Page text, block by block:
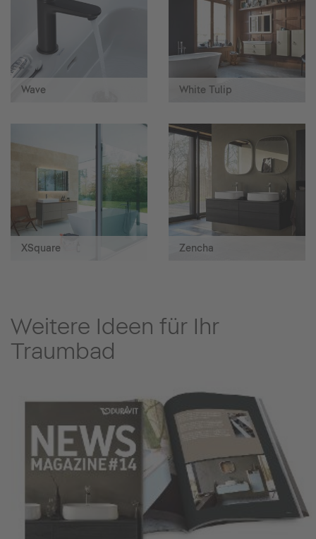
Wave White Tulip
XSquare Zencha
Weitere Ideen für Ihr
Traumbad